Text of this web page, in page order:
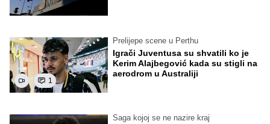
1
Prelijepe scene u Perthu
Igrači Juventusa su shvatili ko je
Kerim Alajbegović kada su stigli na
aerodrom u Australiji
Saga kojoj se ne nazire kraj